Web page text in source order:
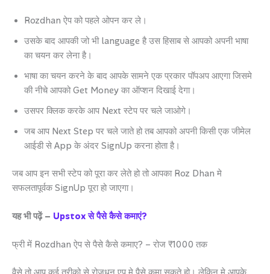
Rozdhan ऐप को पहले ओपन कर ले।
उसके बाद आपकी जो भी language है उस हिसाब से आपको अपनी भाषा
का चयन कर लेना है।
भाषा का चयन करने के बाद आपके सामने एक प्रकार पॉपअप आएगा जिसमे
की नीचे आपको Get Money का ऑप्शन दिखाई देगा।
उसपर क्लिक करके आप Next स्टेप पर चले जाओगे।
जब आप Next Step पर चले जाते हो तब आपको अपनी किसी एक जीमेल
आईडी से App के अंदर SignUp करना होता है।
जब आप इन सभी स्टेप को पूरा कर लेते हो तो आपका Roz Dhan मे
सफलतापूर्वक SignUp पूरा हो जाएगा।
यह भी पढ़ें – Upstox से पैसे कैसे कमाएं?
फ्री में Rozdhan ऐप से पैसे कैसे कमाए? – रोज ₹1000 तक